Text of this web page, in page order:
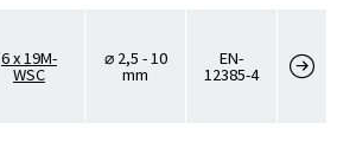
6 x 19M-
WSC
⌀ 2,5 - 10
mm
EN-
12385-4